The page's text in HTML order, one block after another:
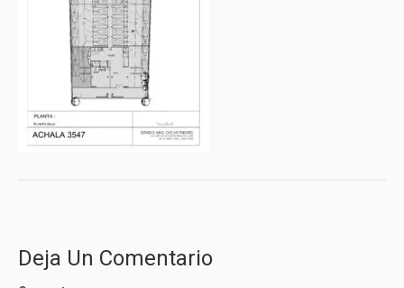
Deja Un Comentario